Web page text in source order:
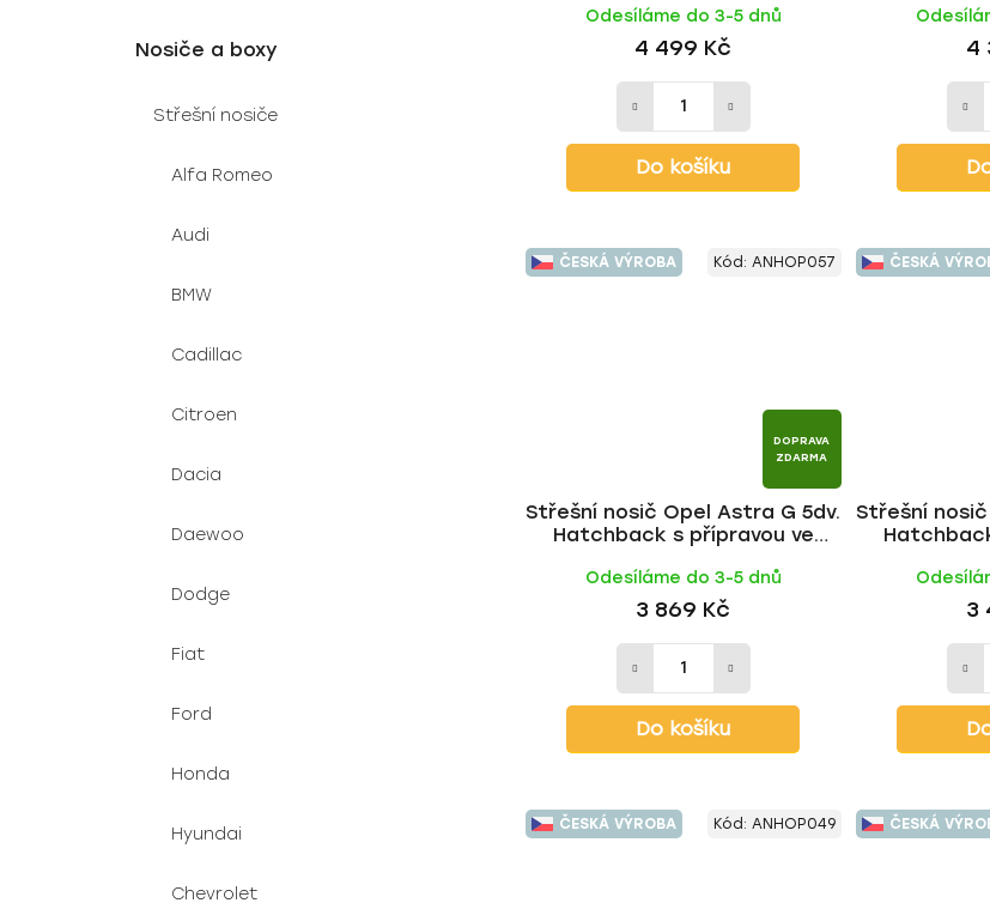
Nosiče a boxy
Střešní nosiče
Alfa Romeo
Audi
BMW
Cadillac
Citroen
Dacia
Daewoo
Dodge
Fiat
Ford
Honda
Hyundai
Chevrolet
tyč | HAKR
Odesíláme do 3-5 dnů
4 499 Kč
Do košíku
4
ČESKÁ VÝROBA
DOPRAVA
ZDARMA
Střešní nosič Opel Astra G 5dv.
Hatchback s přípravou ve
HAKR
Odesíláme do 3-5 dnů
3 869 Kč
Do košíku
Kód: ANHOP057 ČESKÁ
Střešní
3
ČESKÁ VÝROBA Kód: ANHOP049 ČESKÁ